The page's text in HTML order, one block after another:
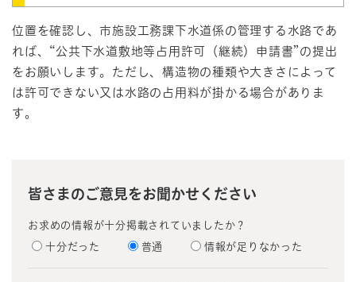
位置を確認し、市施設工務課下水道係の管理する水路であ
れば、“公共下水道敷地等占用許可（継続）申請書”の提出
をお願いします。ただし、構造物の種類や大きさによって
は許可できない又は水路の占用料が掛かる場合がありま
す。
皆さまのご意見をお聞かせください
お求めの情報が十分掲載されていましたか？
十分だった 普通 情報が足りなかった